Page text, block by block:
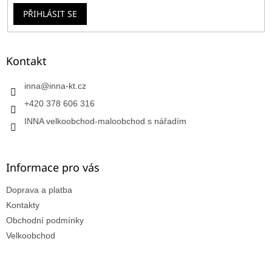
PŘIHLÁSIT SE
Kontakt
inna@inna-kt.cz
+420 378 606 316
INNA velkoobchod-maloobchod s nářadím
Informace pro vás
Doprava a platba
Kontakty
Obchodní podmínky
Velkoobchod